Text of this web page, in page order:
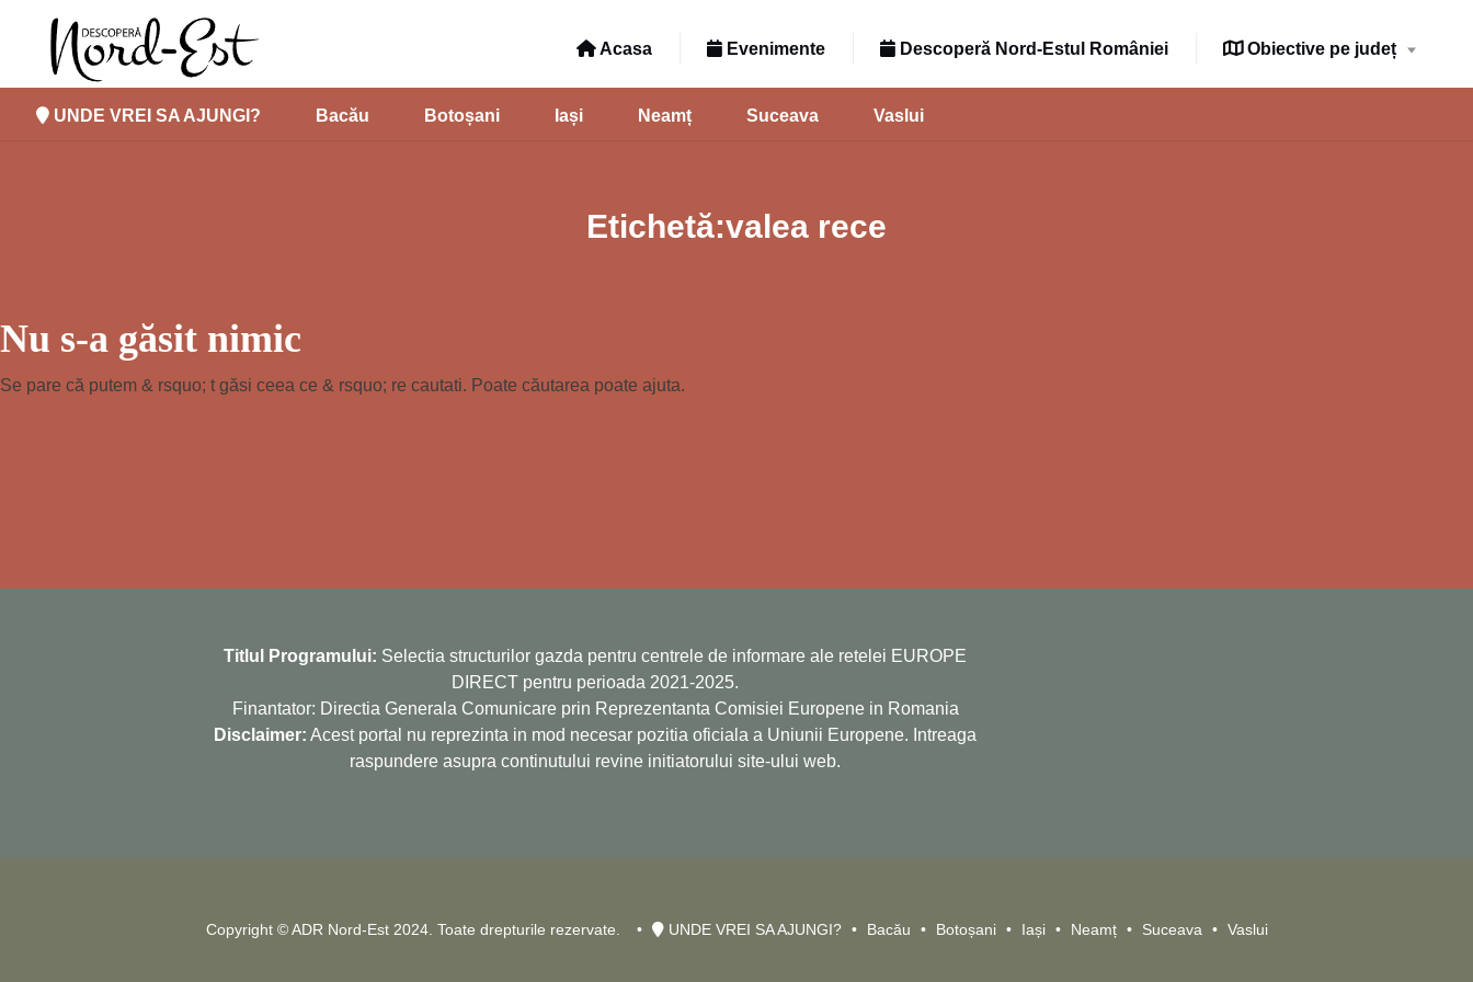
Acasa Evenimente Descoperă Nord-Estul României Obiective pe județ
UNDE VREI SA AJUNGI? Bacău Botoșani Iași Neamț Suceava Vaslui
Etichetă:valea rece
Nu s-a găsit nimic
Se pare că putem & rsquo; t găsi ceea ce & rsquo; re cautati. Poate căutarea poate ajuta.
Titlul Programului: Selectia structurilor gazda pentru centrele de informare ale retelei EUROPE
DIRECT pentru perioada 2021-2025.
Finantator: Directia Generala Comunicare prin Reprezentanta Comisiei Europene in Romania
Disclaimer: Acest portal nu reprezinta in mod necesar pozitia oficiala a Uniunii Europene. Intreaga
raspundere asupra continutului revine initiatorului site-ului web.
Copyright © ADR Nord-Est 2024. Toate drepturile rezervate. UNDE VREI SA AJUNGI? Bacău Botoșani Iași Neamț Suceava Vaslui